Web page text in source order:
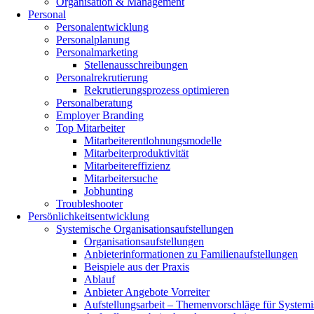
Personal
Personalentwicklung
Personalplanung
Personalmarketing
Stellenausschreibungen
Personalrekrutierung
Rekrutierungsprozess optimieren
Personalberatung
Employer Branding
Top Mitarbeiter
Mitarbeiterentlohnungsmodelle
Mitarbeiterproduktivität
Mitarbeitereffizienz
Mitarbeitersuche
Jobhunting
Troubleshooter
Persönlichkeitsentwicklung
Systemische Organisationsaufstellungen
Organisationsaufstellungen
Anbieterinformationen zu Familienaufstellungen
Beispiele aus der Praxis
Ablauf
Anbieter Angebote Vorreiter
Aufstellungsarbeit – Themenvorschläge für